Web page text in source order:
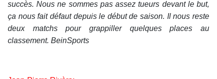
succès. Nous ne sommes pas assez tueurs devant le but,
ça nous fait défaut depuis le début de saison. Il nous reste
deux matchs pour grappiller quelques places au
classement. BeinSports